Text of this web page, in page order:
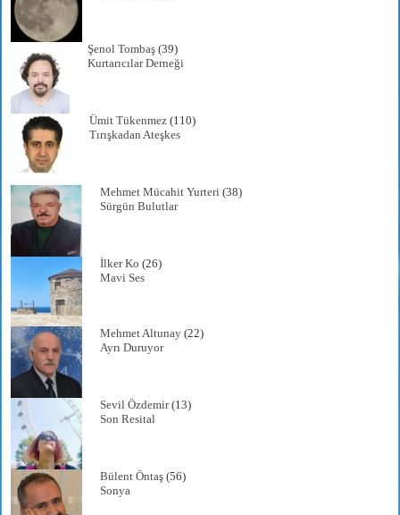
Şenol Tombaş (39)
Kurtarıcılar Derneği
Ümit Tükenmez (110)
Tırışkadan Ateşkes
Mehmet Mücahit Yurteri (38)
Sürgün Bulutlar
İlker Ko (26)
Mavi Ses
Mehmet Altunay (22)
Ayrı Duruyor
Sevil Özdemir(13)
Son Resital
Bülent Öntaş (56)
Sonya